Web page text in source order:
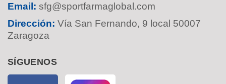
Email: sfg@sportfarmaglobal.com
Dirección: Vía San Fernando, 9 local 50007
Zaragoza
SÍGUENOS
Facebook